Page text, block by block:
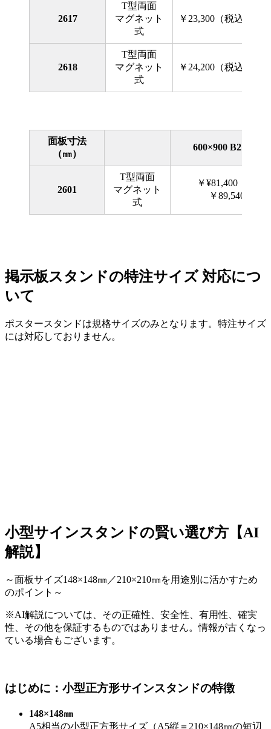
2617
T型両面
マグネット
式
￥23,300（税込￥
2618
T型両面
マグネット
式
￥24,200（税込￥
面板寸法
（㎜）
600×900 B2以下可
2601
T型両面
マグネット
式
￥¥81,400（税込
￥89,540）
掲示板スタンドの特注サイズ 対応につ
いて
ポスタースタンドは規格サイズのみとなります。特注サイズ
には対応しておりません。
小型サインスタンドの賢い選び方【AI
解説】
～面板サイズ148×148㎜／210×210㎜を用途別に活かすため
のポイント～
※AI解説については、その正確性、安全性、有用性、確実
性、その他を保証するものではありません。情報が古くなっ
ている場合もございます。
はじめに：小型正方形サインスタンドの特徴
148×148㎜
A5相当の小型正方形サイズ（A5縦＝210×148㎜の短辺